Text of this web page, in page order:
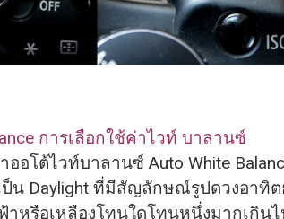
การเลือกใช้ค่าไวท์ บาลานซ์
ออโต้ไวท์บาลานซ์ Auto White
น Daylight ที่มีสัญลักษณ์รูปดวงอาทิต
หรือเหลืองโทนใดโทนหนึ่งมากเกิน